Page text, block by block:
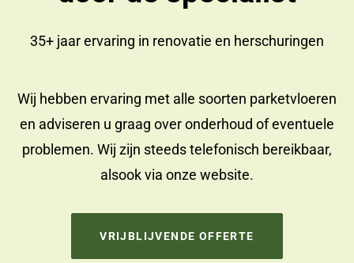
35+ jaar ervaring in renovatie en herschuringen
Wij hebben ervaring met alle soorten parketvloeren
en adviseren u graag over onderhoud of eventuele
problemen. Wij zijn steeds telefonisch bereikbaar,
alsook via onze website.
VRIJBLIJVENDE OFFERTE